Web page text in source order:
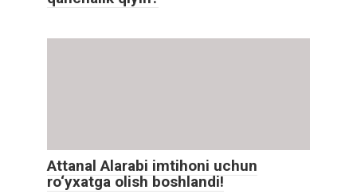
Attanal Alarabi imtihoni uchun
ro‘yxatga olish boshlandi!